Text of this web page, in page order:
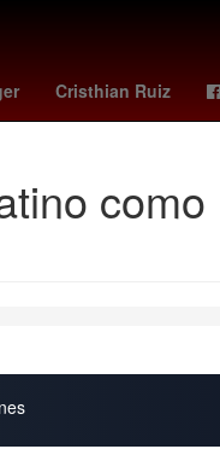
Cristhian Ruiz
como